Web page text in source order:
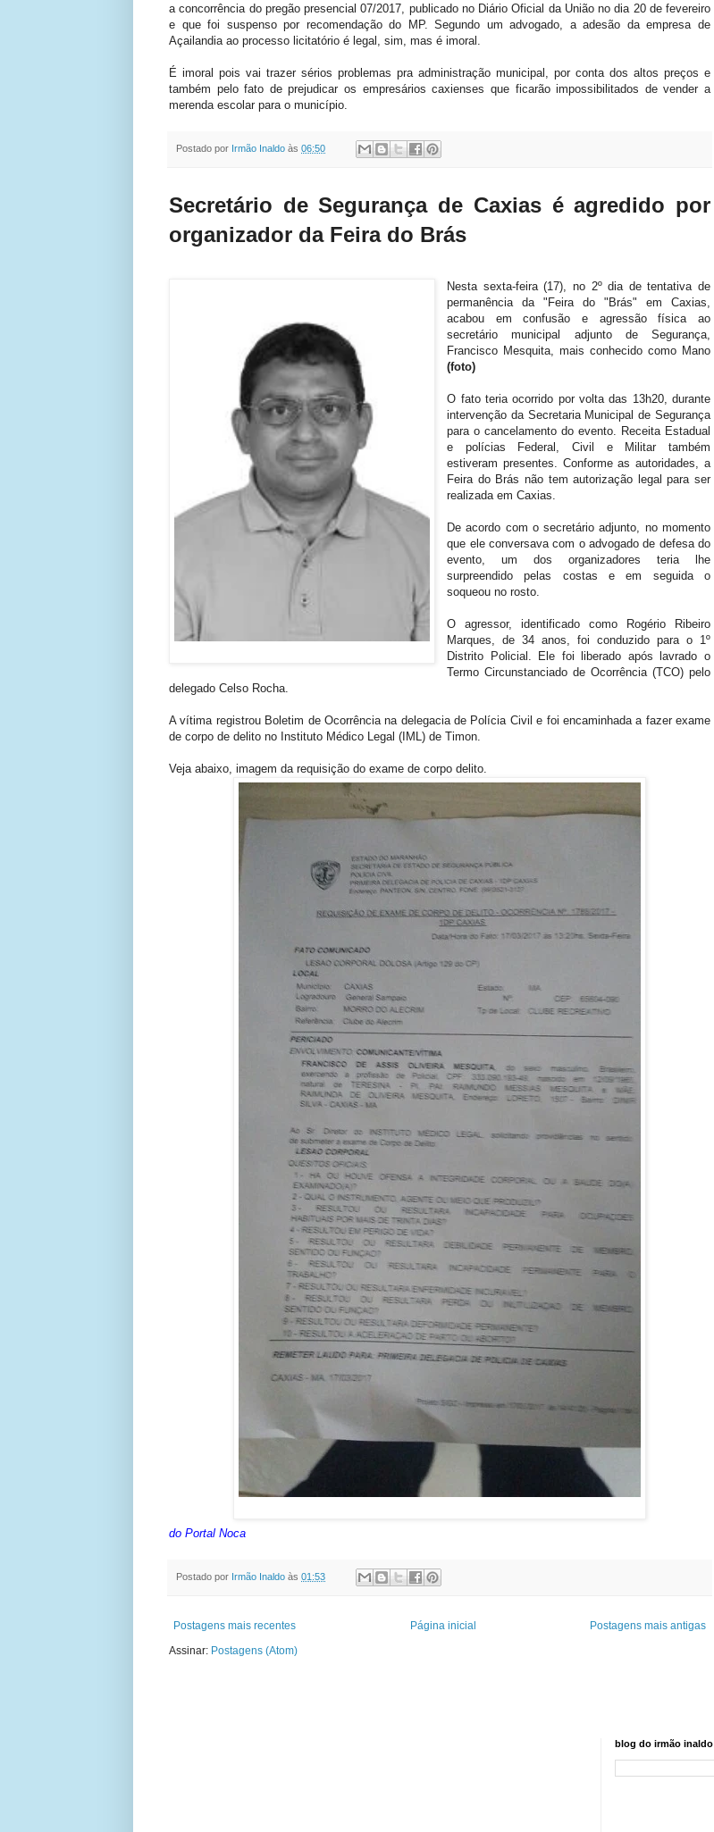
a concorrência do pregão presencial 07/2017, publicado no Diário Oficial da União no dia 20 de fevereiro
e que foi suspenso por recomendação do MP. Segundo um advogado, a adesão da empresa de
Açailandia ao processo licitatório é legal, sim, mas é imoral.
É imoral pois vai trazer sérios problemas pra administração municipal, por conta dos altos preços e
também pelo fato de prejudicar os empresários caxienses que ficarão impossibilitados de vender a
merenda escolar para o município.
Postado por Irmão Inaldo às 06:50
Secretário de Segurança de Caxias é agredido por
organizador da Feira do Brás
Nesta sexta-feira (17), no 2º dia de tentativa de
permanência da "Feira do "Brás" em Caxias,
acabou em confusão e agressão física ao
secretário municipal adjunto de Segurança,
Francisco Mesquita, mais conhecido como Mano
(foto)
O fato teria ocorrido por volta das 13h20, durante
intervenção da Secretaria Municipal de Segurança
para o cancelamento do evento. Receita Estadual
e polícias Federal, Civil e Militar também
estiveram presentes. Conforme as autoridades, a
Feira do Brás não tem autorização legal para ser
realizada em Caxias.
De acordo com o secretário adjunto, no momento
que ele conversava com o advogado de defesa do
evento, um dos organizadores teria lhe
surpreendido pelas costas e em seguida o
soqueou no rosto.
O agressor, identificado como Rogério Ribeiro
Marques, de 34 anos, foi conduzido para o 1º
Distrito Policial. Ele foi liberado após lavrado o
Termo Circunstanciado de Ocorrência (TCO) pelo
delegado Celso Rocha.
A vítima registrou Boletim de Ocorrência na delegacia de Polícia Civil e foi encaminhada a fazer exame
de corpo de delito no Instituto Médico Legal (IML) de Timon.
Veja abaixo, imagem da requisição do exame de corpo delito.
do Portal Noca
Postado por Irmão Inaldo às 01:53
Postagens mais recentes Postagens mais antigas
Página inicial
Assinar: Postagens (Atom)
blog do irmão inaldo